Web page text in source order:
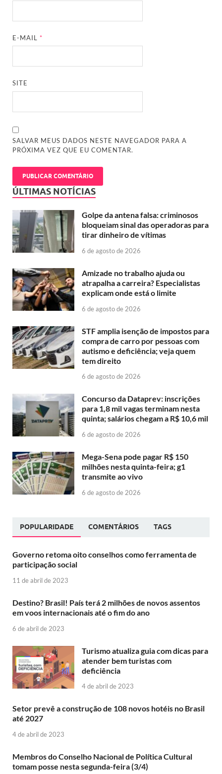
E-MAIL*
SITE
SALVAR MEUS DADOS NESTE NAVEGADOR PARA A
PRÓXIMA VEZ QUE EU COMENTAR.
ÚLTIMAS NOTÍCIAS
Golpe da antena falsa: criminosos
bloqueiam sinal das operadoras para
tirar dinheiro de vítimas
6 de agosto de 2026
Amizade no trabalho ajuda ou
atrapalha a carreira? Especialistas
explicam onde está o limite
6 de agosto de 2026
STF amplia isenção de impostos para
compra de carro por pessoas com
autismo e deficiência; veja quem
tem direito
6 de agosto de 2026
Concurso da Dataprev: inscrições
para 1,8 mil vagas terminam nesta
quinta; salários chegam a R$ 10,6 mil
6 de agosto de 2026
Mega-Sena pode pagar R$ 150
milhões nesta quinta-feira; g1
transmite ao vivo
6 de agosto de 2026
POPULARIDADE COMENTÁRIOS TAGS
Governo retoma oito conselhos como ferramenta de
participação social
11 de abril de 2023
Destino? Brasil! País terá 2 milhões de novos assentos
em voos internacionais até o fim do ano
6 de abril de 2023
Turismo atualiza guia com dicas para
atender bem turistas com
deficiência
4 de abril de 2023
Setor prevê a construção de 108 novos hotéis no Brasil
até 2027
4 de abril de 2023
Membros do Conselho Nacional de Política Cultural
tomam posse nesta segunda-feira (3/4)